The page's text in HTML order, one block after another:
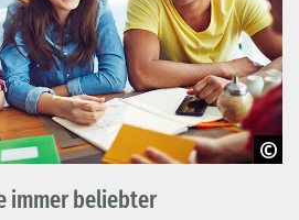
immer beliebter